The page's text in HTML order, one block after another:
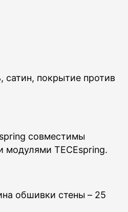
покрытие против
совместимы
модулями TECEspring.
обшивки стены – 25